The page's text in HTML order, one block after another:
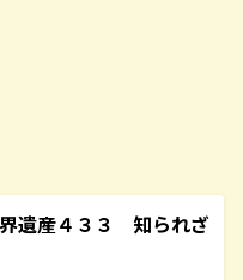
遺産４３３ 知られざ